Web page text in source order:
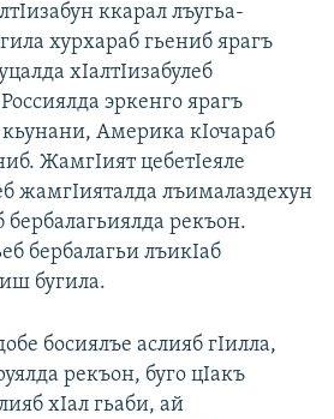
ккарал лъугьа-
хурхараб гьениб ярагъ
хIалтIизабулеб
эркенго ярагъ
Америка кIочараб
ЖамгIият цебетIеяле
жамгIияталда лъималаздехун
бербалагьиялда рекъон.
бербалагьи лъикIаб
бугила.
босиялъе аслияб гIилла,
рекъон, буго цIакъ
хIал гьаби, ай